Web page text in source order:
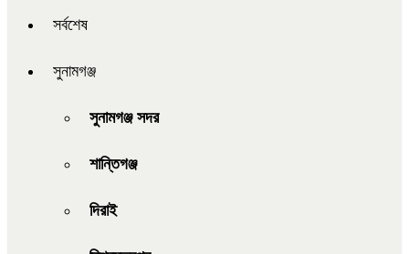
সর্বশেষ
সুনামগঞ্জ
সুনামগঞ্জ সদর
শান্তিগঞ্জ
দিরাই